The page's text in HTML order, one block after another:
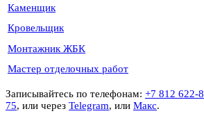
Каменщик
Кровельщик
Монтажник ЖБК
Мастер отделочных работ
Записывайтесь по телефонам: +7 812 622-
75, или через Telegram, или Макс.